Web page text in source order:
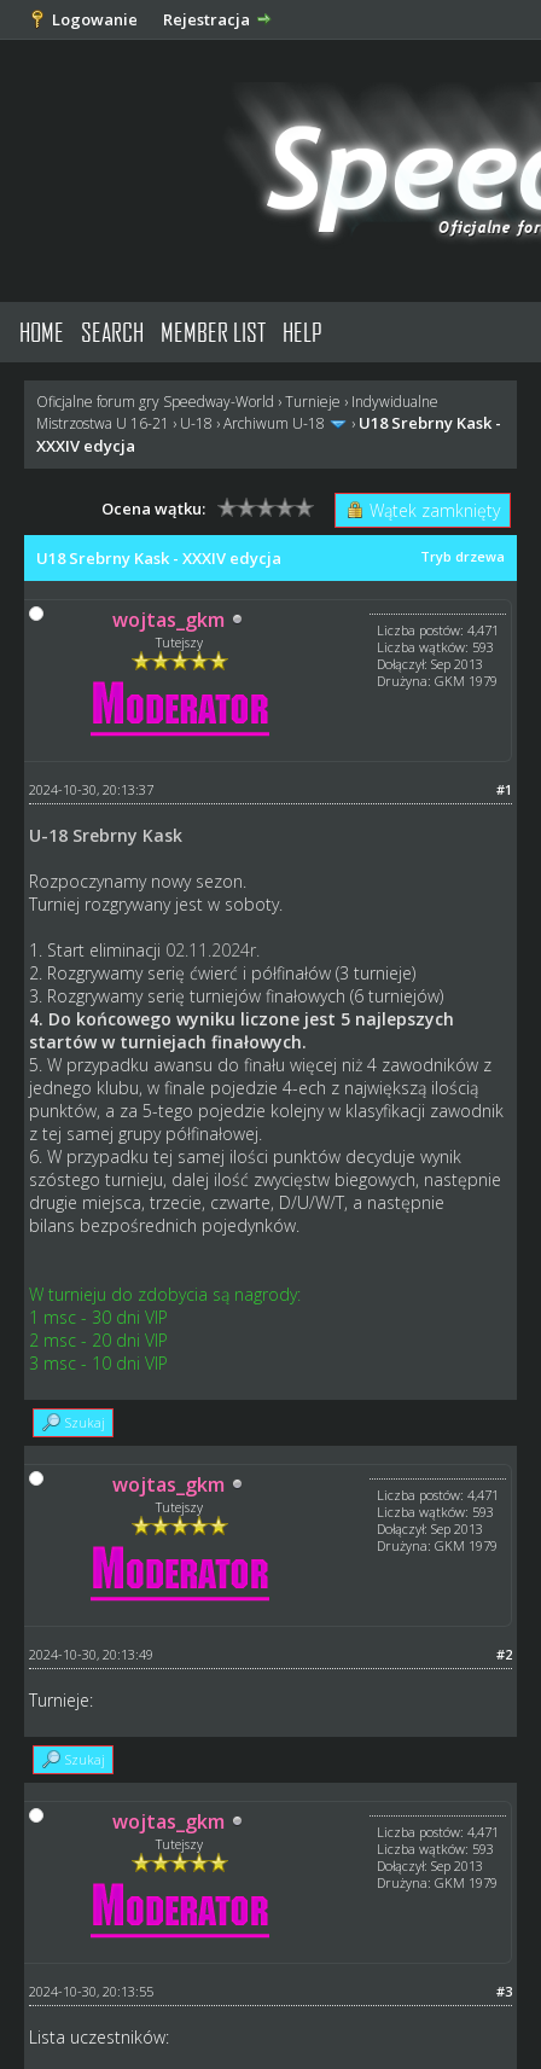
Logowanie Rejestracja
HOME SEARCH MEMBER LIST HELP
Oficjalne forum gry Speedway-World ›Turnieje › Indywidualne
Mistrzostwa U 16-21 › U-18 ›Archiwum U-18 › U18 Srebrny Kask -
XXXIV edycja
Wątek zamknięty
Ocena wątku:
Tryb drzewa
U18 Srebrny Kask - XXXIV edycja
wojtas_gkm
Tutejszy
Liczba postów: 4,471
Liczba wątków: 593
Dołączył: Sep 2013
Drużyna: GKM 1979
#1
2024-10-30, 20:13:37
U-18 Srebrny Kask
Rozpoczynamy nowy sezon.
Turniej rozgrywany jest w soboty.
1. Start eliminacji 02.11.2024r.
2. Rozgrywamy serię ćwierć i półfinałów (3 turnieje)
3. Rozgrywamy serię turniejów finałowych (6 turniejów)
4. Do końcowego wyniku liczone jest 5 najlepszych
startów w turniejach finałowych.
5. W przypadku awansu do finału więcej niż 4 zawodników z
jednego klubu, w finale pojedzie 4-ech z największą ilością
punktów, a za 5-tego pojedzie kolejny w klasyfikacji zawodnik
z tej samej grupy półfinałowej.
6. W przypadku tej samej ilości punktów decyduje wynik
szóstego turnieju, dalej ilość zwycięstw biegowych, następnie
drugie miejsca, trzecie, czwarte, D/U/W/T, a następnie
bilans bezpośrednich pojedynków.
W turnieju do zdobycia są nagrody:
1 msc - 30 dni VIP
2 msc - 20 dni VIP
3 msc - 10 dni VIP
Szukaj
wojtas_gkm
Tutejszy
Liczba postów: 4,471
Liczba wątków: 593
Dołączył: Sep 2013
Drużyna: GKM 1979
#2
2024-10-30, 20:13:49
Turnieje:
Szukaj
wojtas_gkm
Tutejszy
Liczba postów: 4,471
Liczba wątków: 593
Dołączył: Sep 2013
Drużyna: GKM 1979
#3
2024-10-30, 20:13:55
Lista uczestników: